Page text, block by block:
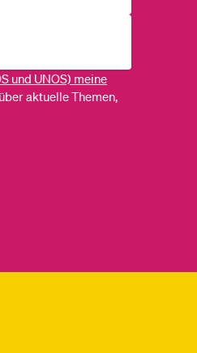
und UNOS) meine
aktuelle Themen,